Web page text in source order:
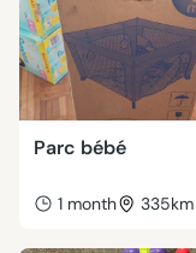
Parc bébé
1 month 335km